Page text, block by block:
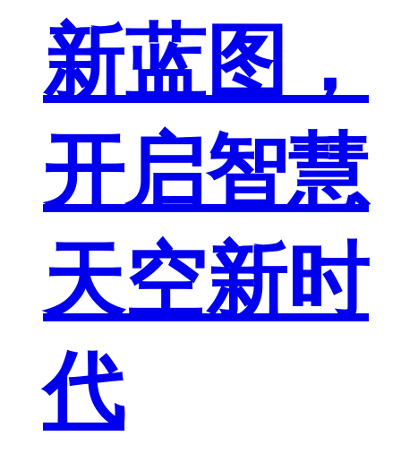
新蓝图，
开启智慧
天空新时
代